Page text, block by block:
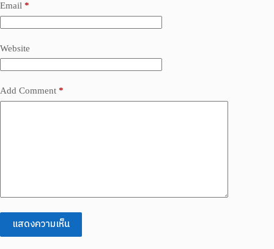
Email *
Website
Add Comment *
แสดงความเห็น